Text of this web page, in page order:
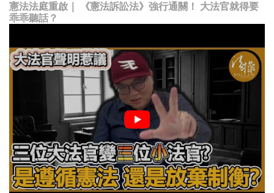
憲法法庭重啟｜ 《憲法訴訟法》強行通關！ 大法官就得要
乖乖聽話？